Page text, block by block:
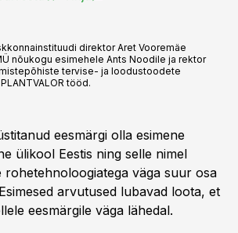
direktor Aret Vooremäe
nõukogu esimehele Ants Noodile ja rektor
tervise- ja loodustoodete
tööd.
eesmärgi olla esimene
ülikool Eestis ning selle nimel
rohetehnoloogiatega väga suur osa
arvutused lubavad loota, et
eesmärgile väga lähedal.